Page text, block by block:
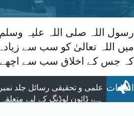
رسول اللہ صلی اللہ علیہ
میں اللہ تعالیٰ کو سب سے
کہ جس کے اخلاق سب سے اچھے
اعلانات
الحمد للہ ماہنامہ
کی اپلوڈنگ مکمل ہوچکی
سائٹ سے ڈائون لوڈ کیے
ہے، ڈائون لوڈنگ کے لیے